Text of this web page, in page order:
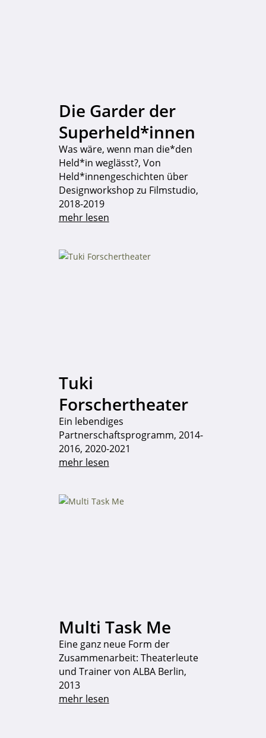
Die Garder der
Superheld*innen
Was wäre, wenn man die*den
Held*in weglässt?, Von
Held*innengeschichten über
Designworkshop zu Filmstudio,
2018-2019
mehr lesen
Tuki
Forschertheater
Ein lebendiges
Partnerschaftsprogramm, 2014-
2016, 2020-2021
mehr lesen
Multi Task Me
Eine ganz neue Form der
Zusammenarbeit: Theaterleute
und Trainer von ALBA Berlin,
2013
mehr lesen